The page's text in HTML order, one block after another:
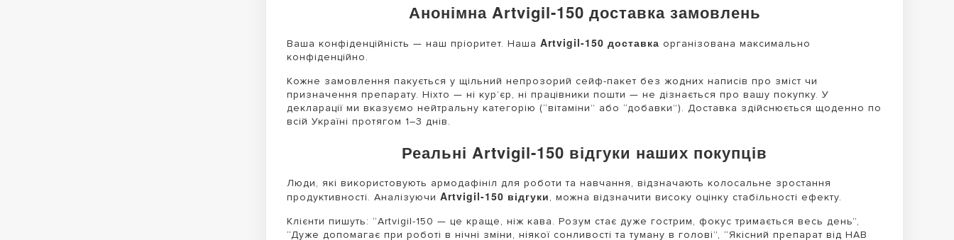
Анонімна Artvigil-150 доставка замовлень
Ваша конфіденційність — наш пріоритет. Наша Artvigil-150 доставка організована максимально
конфіденційно.
Кожне замовлення пакується у щільний непрозорий сейф-пакет без жодних написів про зміст чи
призначення препарату. Ніхто — ні кур’єр, ні працівники пошти — не дізнається про вашу покупку. У
декларації ми вказуємо нейтральну категорію (“вітаміни” або “добавки”). Доставка здійснюється щоденно по
всій Україні протягом 1–3 днів.
Реальні Artvigil-150 відгуки наших покупців
Люди, які використовують армодафініл для роботи та навчання, відзначають колосальне зростання
продуктивності. Аналізуючи Artvigil-150 відгуки, можна відзначити високу оцінку стабільності ефекту.
Клієнти пишуть: “Artvigil-150 — це краще, ніж кава. Розум стає дуже гострим, фокус тримається весь день”,
“Дуже допомагає при роботі в нічні зміни, ніякої сонливості та туману в голові”, “Якісний препарат від HAB